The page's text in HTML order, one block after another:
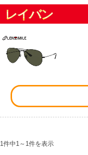
レイバン
1件中1～ 1件を表示